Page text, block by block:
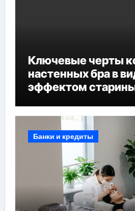
Ключевые черты
настенных бра в
эффектом
Банки и кредиты